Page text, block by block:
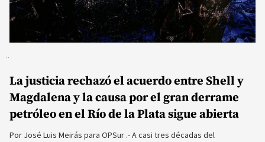
La justicia rechazó el acuerdo entre Shell y
Magdalena y la causa por el gran derrame
petróleo en el Río de la Plata sigue abierta
Por José Luis Meirás para OPSur .- A casi tres décadas del